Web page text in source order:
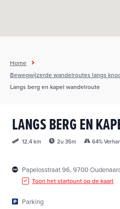
u
LANGS BERG EN
12,4 km 2u 35m 64%
Papelosstraat 96, 9700
Toon het startpunt op de kaart
Parking
Home
Bewegwijzerde wandelroutes langs
Langs berg en kapel wandelroute